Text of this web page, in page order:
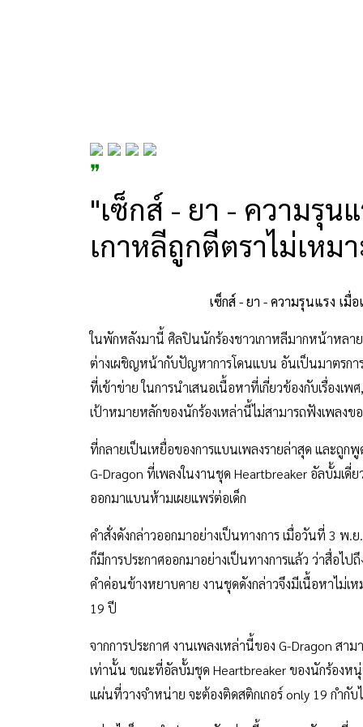
❞
"เซ็กส์ - ยา - ความรุน
เกาหลีถูกตีตราไม่เห
เซ็กส์ - ยา - ความรุนแรง เมื่
ในพักหลังมานี้ ศิลปินนักร้องชาวเกาหลีมากหน้าหล
ต่างเผชิญหน้ากับปัญหาการโดนแบน อันเป็นมาตรก
เป้าหมายหลักของนักร้องเหล่านี้ไม่สามารถฟังเพลงข
ที่กลายเป็นเหยื่อของการแบนเพลงรายล่าสุด และถู
ออกมาแบนห้ามเผยแพร่ต่อเด็ก
คำสั่งดังกล่าวออกมาอย่างเป็นทางการ เมื่อวันที่ 3 พ.
ก็มีการประกาศออกมาอย่างเป็นทางการแล้ว ว่าสื่อ
19 ปี
จากการประกาศ งานเพลงเหล่านี้ของ G-Dragon ส
เท่านั้น ขณะที่อัลบั้มชุด Heartbreaker ของนักร้องห